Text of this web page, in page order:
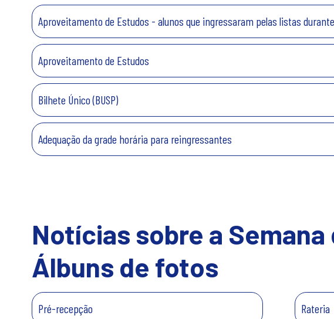
Aproveitamento de Estudos - alunos que ingressaram pelas listas
Aproveitamento de Estudos
Bilhete Único (BUSP)
Adequação da grade horária para reingressantes
Notícias sobre a
Álbuns de fotos
Pré-recepção Rateria